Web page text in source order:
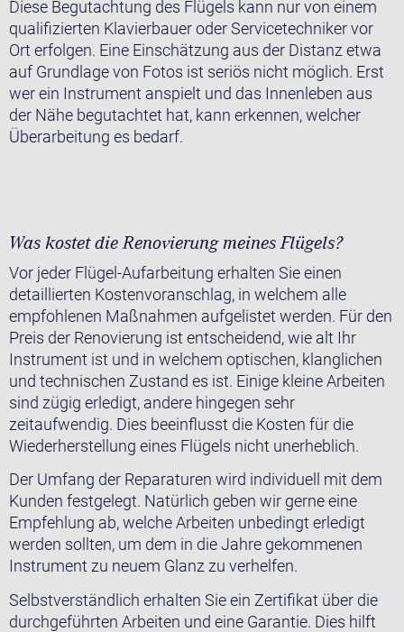
Diese Begutachtung des Flügels kann nur von einem
qualifizierten Klavierbauer oder Servicetechniker vor
Ort erfolgen. Eine Einschätzung aus der Distanz etwa
auf Grundlage von Fotos ist seriös nicht möglich. Erst
wer ein Instrument anspielt und das Innenleben aus
der Nähe begutachtet hat, kann erkennen, welcher
Überarbeitung es bedarf.
Was kostet die Renovierung meines Flügels?
Vor jeder Flügel-Aufarbeitung erhalten Sie einen
detaillierten Kostenvoranschlag, in welchem alle
empfohlenen Maßnahmen aufgelistet werden. Für den
Preis der Renovierung ist entscheidend, wie alt Ihr
Instrument ist und in welchem optischen, klanglichen
und technischen Zustand es ist. Einige kleine Arbeiten
sind zügig erledigt, andere hingegen sehr
zeitaufwendig. Dies beeinflusst die Kosten für die
Wiederherstellung eines Flügels nicht unerheblich.
Der Umfang der Reparaturen wird individuell mit dem
Kunden festgelegt. Natürlich geben wir gerne eine
Empfehlung ab, welche Arbeiten unbedingt erledigt
werden sollten, um dem in die Jahre gekommenen
Instrument zu neuem Glanz zu verhelfen.
Selbstverständlich erhalten Sie ein Zertifikat über die
durchgeführten Arbeiten und eine Garantie. Dies hilft